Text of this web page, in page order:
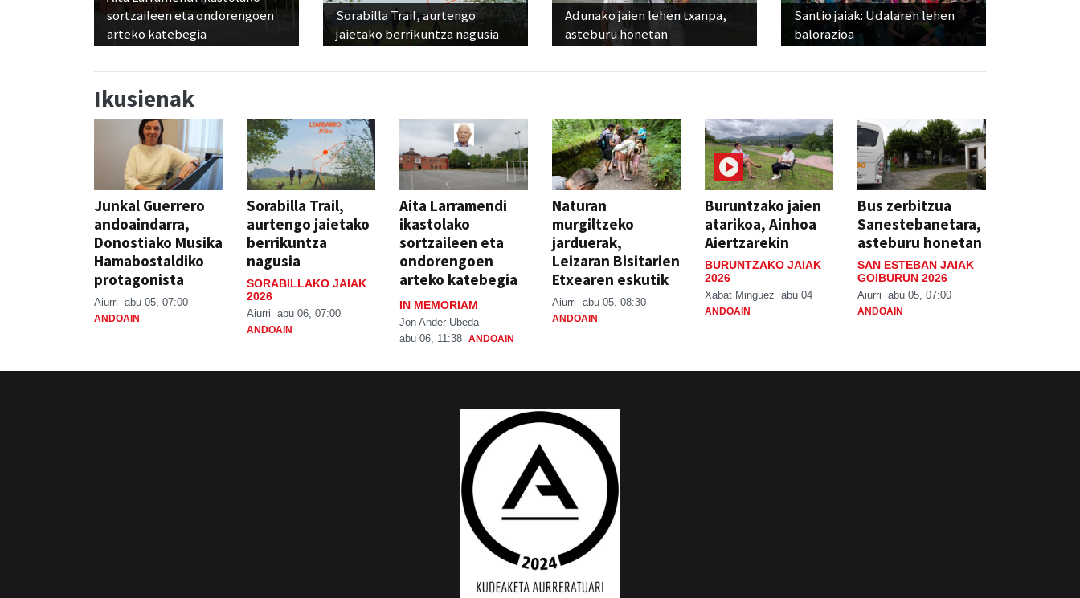
sortzaileen eta ondorengoen
arteko katebegia
Sorabilla Trail, aurtengo
jaietako berrikuntza nagusia
Adunako jaien lehen txanpa,
asteburu honetan
Santio jaiak: Udalaren lehen
balorazioa
Ikusienak
Junkal Guerrero
andoaindarra,
Donostiako Musika
Hamabostaldiko
protagonista
Aiurri abu 05, 07:00
ANDOAIN
Sorabilla Trail,
aurtengo jaietako
berrikuntza
nagusia
SORABILLAKO JAIAK
2026
Aiurri abu 06, 07:00
ANDOAIN
Aita Larramendi
ikastolako
sortzaileen eta
ondorengoen
arteko katebegia
IN MEMORIAM
Jon Ander Ubeda
abu 06, 11:38 ANDOAIN
Naturan
murgiltzeko
jarduerak,
Leizaran Bisitarien
Etxearen eskutik
Aiurri abu 05, 08:30
ANDOAIN
Buruntzako jaien
atarikoa, Ainhoa
Aiertzarekin
BURUNTZAKO JAIAK
2026
Xabat Minguez abu 04
ANDOAIN
Bus zerbitzua
Sanestebanetara,
asteburu honetan
SAN ESTEBAN JAIAK
GOIBURUN 2026
Aiurri abu 05, 07:00
ANDOAIN